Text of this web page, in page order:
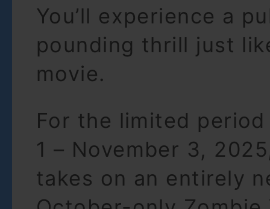
You’ll experience a
pounding thrill just
movie.
For the limited
1 – November 3,
takes on an entirely